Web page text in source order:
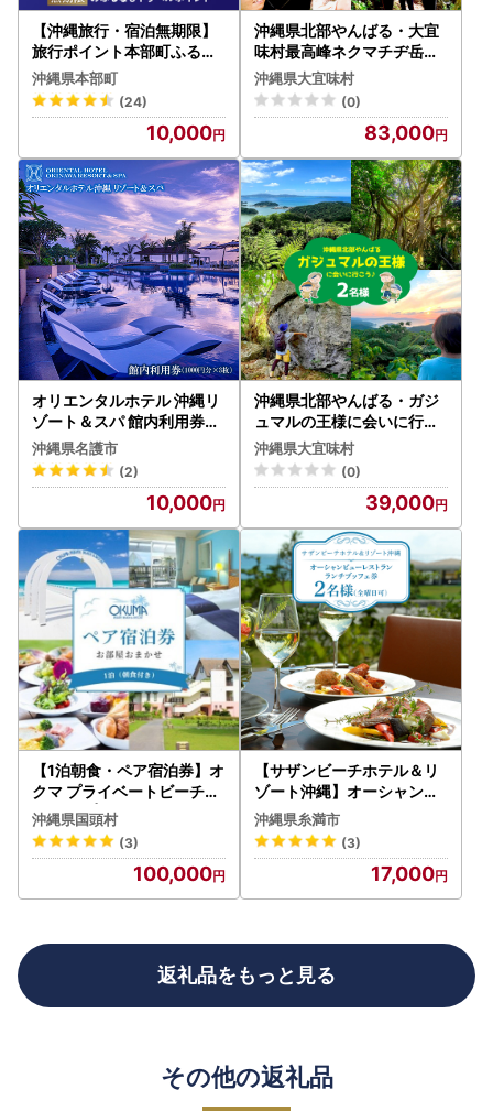
【沖縄旅行・宿泊無期限】
旅行ポイント本部町ふるな
びトラベルポイント
沖縄県本部町
(24)
10,000
沖縄県北部やんばる・大宜
味村最高峰ネクマチヂ岳を
登る【3名様】
沖縄県大宜味村
(0)
83,000
オリエンタルホテル 沖縄リ
ゾート＆スパ 館内利用券（
1000円分×3枚） 沖縄 旅行
ホテル チケット 宿泊
沖縄県名護市
(2)
10,000
沖縄県北部やんばる・ガジ
ュマルの王様に会いに行こ
う♪【2名様】
沖縄県大宜味村
(0)
39,000
【1泊朝食・ペア宿泊券】オ
クマ プライベートビーチ＆
リゾート|部屋タイプ無指定
【1578628】
沖縄県国頭村
(3)
100,000
【サザンビーチホテル＆リ
ゾート沖縄】オーシャンビ
ューレストラン ランチブッ
フェ券 2名様（全曜日可）
ホテルレストラン 食事券 レ
ストラン チケット 招待券
サザンビーチ ホテル ランチ
沖縄県糸満市
(3)
17,000
返礼品をもっと見る
その他の返礼品